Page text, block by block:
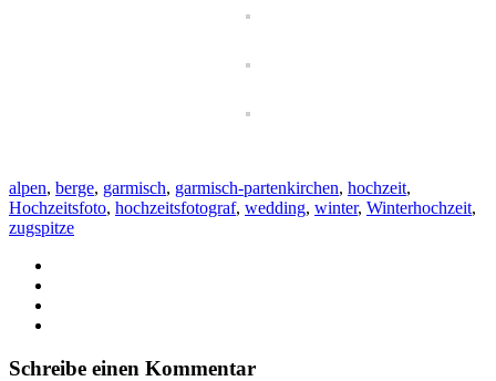
alpen, berge, garmisch, garmisch-partenkirchen, hochzeit,
Hochzeitsfoto, hochzeitsfotograf, wedding, winter, Winterhochzeit,
zugspitze
Schreibe einen Kommentar